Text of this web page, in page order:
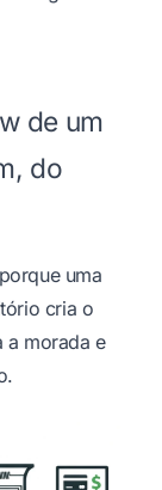
de um
do
uma
cria o
a morada e